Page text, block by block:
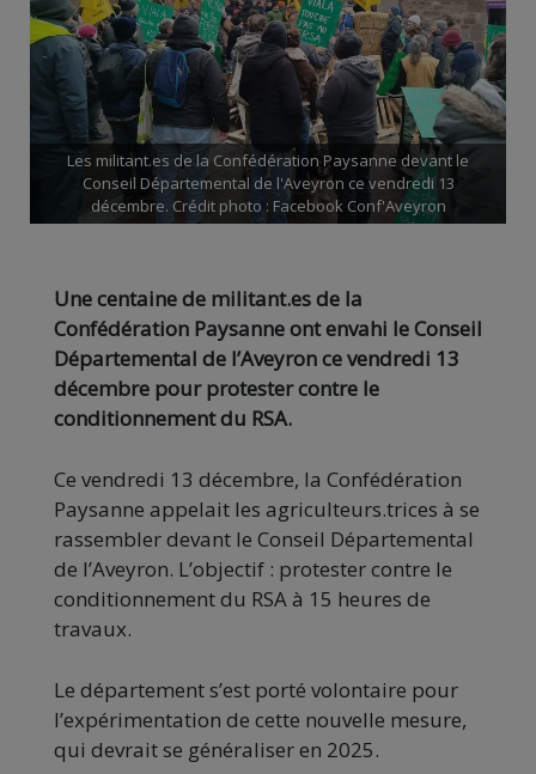
Les militant.es de la Confédération Paysanne devant le
Conseil Départemental de l'Aveyron ce vendredi 13
décembre. Crédit photo : Facebook Conf'Aveyron
Une centaine de militant.es de la
Confédération Paysanne ont envahi le Conseil
Départemental de l’Aveyron ce vendredi 13
décembre pour protester contre le
conditionnement du RSA.
Ce vendredi 13 décembre, la Confédération
Paysanne appelait les agriculteurs.trices à se
rassembler devant le Conseil Départemental
de l’Aveyron. L’objectif : protester contre le
conditionnement du RSA à 15 heures de
travaux.
Le département s’est porté volontaire pour
l’expérimentation de cette nouvelle mesure,
qui devrait se généraliser en 2025.